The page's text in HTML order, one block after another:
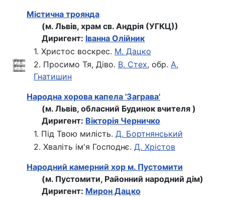
Містична троянда
(м. Львів, храм св. Андрія (УГКЦ))
Диригент: Іванна Олійник
1. Христос воскрес. М. Дацко
2. Просимо Тя, Діво. В. Стех, обр. А.
Гнатишин
Народна хорова капела 'Заграва'
(м. Львів, обласний Будинок вчителя )
Диригент: Вікторія Черничко
1. Під Твою милість. Д. Бортнянський
2. Хваліть ім'я Господнє. Д. Хрістов
Народний камерний хор м. Пустомити
(м. Пустомити, Районний народний дім)
Диригент: Мирон Дацко